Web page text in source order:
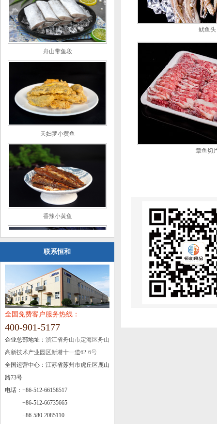
舟山带鱼段
天妇罗小黄鱼
香辣小黄鱼
烤鳗鱼片
联系恒和
全国免费客户服务热线：
400-901-5177
企业总部地址： 浙江省舟山市定海区舟山
高新技术产业园区新港十一道62-6号
全国运营中心：江苏省苏州市虎丘区鹿山
路73号
电话：+86-512-66158517
+86-512-66735665
+86-580-2085110
鱿鱼头
章鱼切